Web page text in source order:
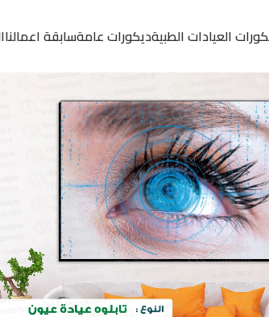
العيادات الطبيةديكورات عامةسابقة اعمالنا